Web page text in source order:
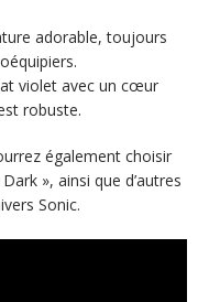
adorable, toujours
violet avec un cœur
robuste.
également choisir
», ainsi que d’autres
Sonic.